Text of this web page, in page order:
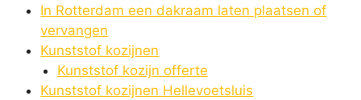
In Rotterdam een dakraam laten plaatsen of
vervangen
Kunststof kozijnen
Kunststof kozijn offerte
Kunststof kozijnen Hellevoetsluis